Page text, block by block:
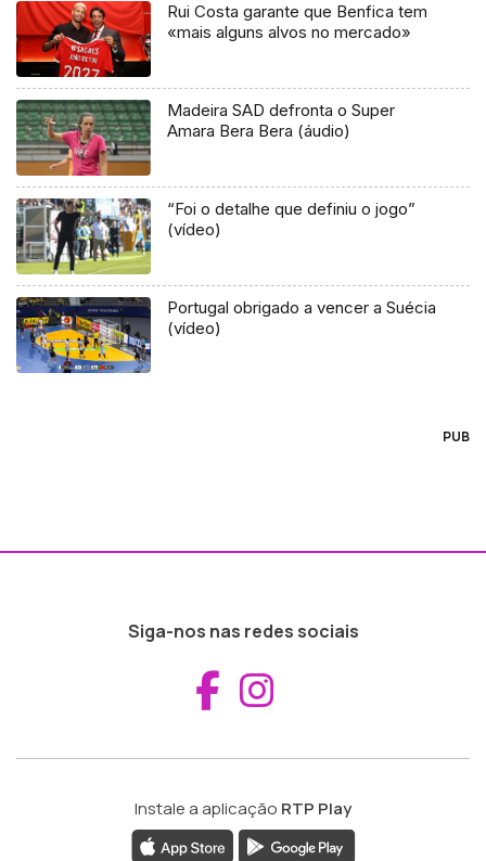
Rui Costa garante que Benfica tem
«mais alguns alvos no mercado»
Madeira SAD defronta o Super
Amara Bera Bera (áudio)
“Foi o detalhe que definiu o jogo”
(vídeo)
Portugal obrigado a vencer a Suécia
(vídeo)
PUB
Siga-nos nas redes sociais
Aceder ao
Instale a aplicação RTP Play